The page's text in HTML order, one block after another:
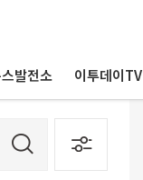
발전소 이투데이TV